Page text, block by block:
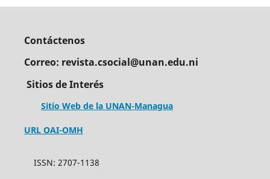
Contáctenos
Correo: revista.csocial@unan.edu.ni
Sitios de Interés
Sitio Web de la UNAN-Managua
URL OAI-OMH
ISSN: 2707-1138